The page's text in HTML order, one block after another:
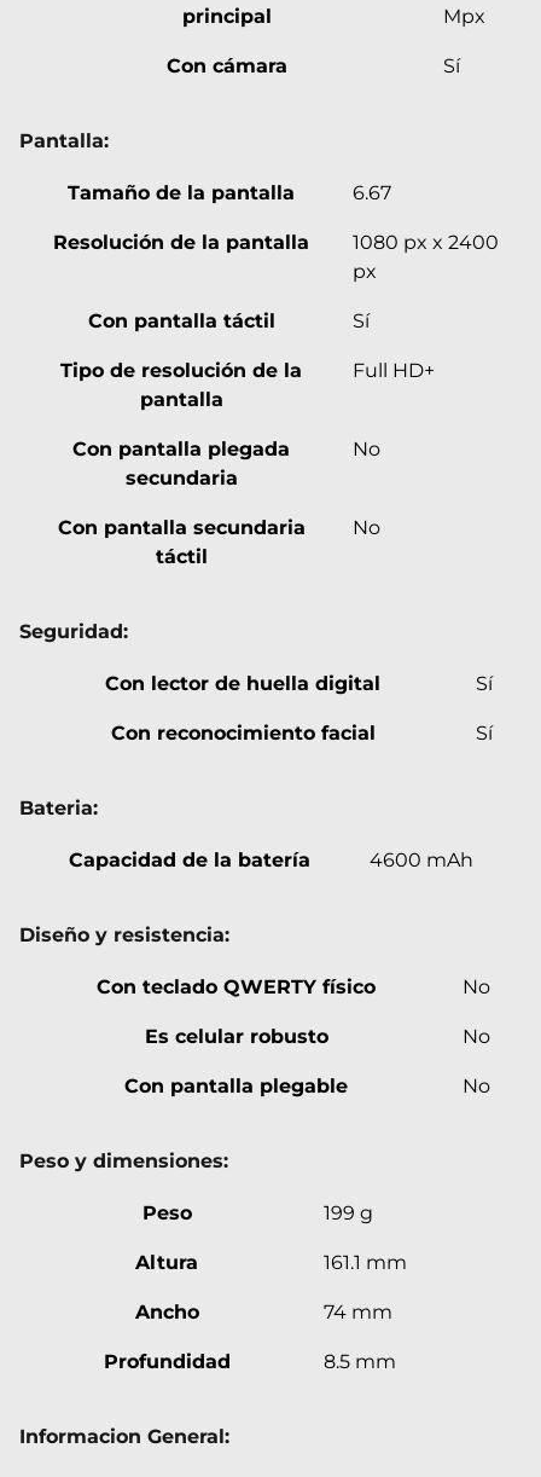
principal
Mpx
Con cámara Sí
Pantalla:
Tamaño de la pantalla 6.67
Resolución de la pantalla
1080 px x 2400
px
Con pantalla táctil Sí
Tipo de resolución de la
pantalla
Full HD+
Con pantalla plegada
secundaria
No
Con pantalla secundaria
táctil
No
Seguridad:
Con lector de huella digital Sí
Con reconocimiento facial Sí
Bateria:
Capacidad de la batería 4600 mAh
Diseño y resistencia:
Con teclado QWERTY físico No
Es celular robusto No
Con pantalla plegable No
Peso y dimensiones:
Peso 199 g
Altura 161.1 mm
Ancho 74 mm
Profundidad 8.5 mm
Informacion General: